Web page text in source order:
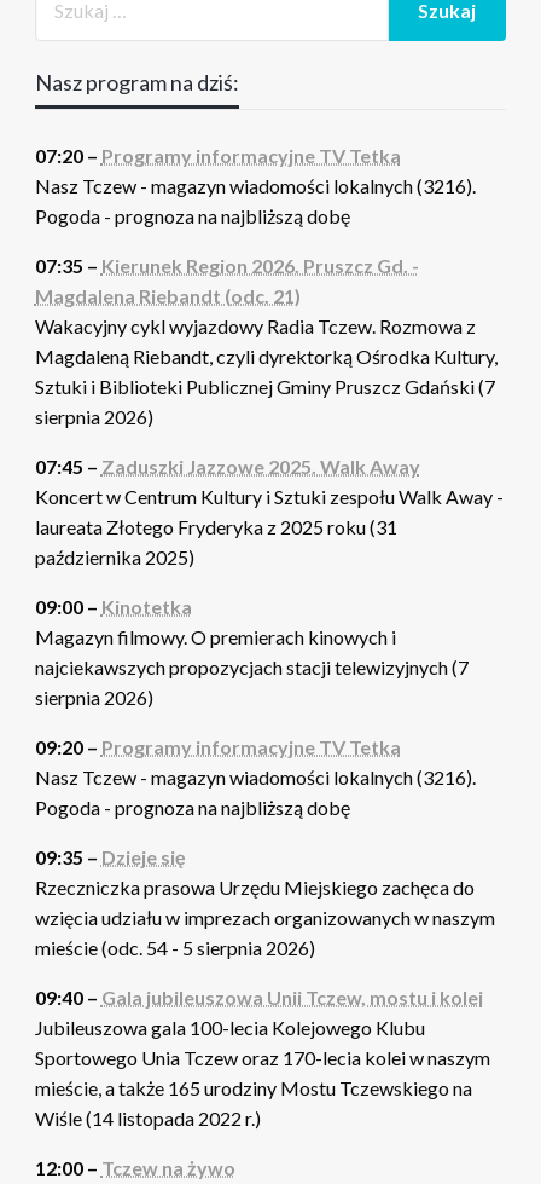
Nasz program na dziś:
07:20 – Programy informacyjne TV Tetka
Nasz Tczew - magazyn wiadomości lokalnych (3216).
Pogoda - prognoza na najbliższą dobę
07:35 – Kierunek Region 2026. Pruszcz Gd. -
Magdalena Riebandt (odc. 21)
Wakacyjny cykl wyjazdowy Radia Tczew. Rozmowa z
Magdaleną Riebandt, czyli dyrektorką Ośrodka Kultury,
Sztuki i Biblioteki Publicznej Gminy Pruszcz Gdański (7
sierpnia 2026)
07:45 – Zaduszki Jazzowe 2025. Walk Away
Koncert w Centrum Kultury i Sztuki zespołu Walk Away -
laureata Złotego Fryderyka z 2025 roku (31
października 2025)
09:00 – Kinotetka
Magazyn filmowy. O premierach kinowych i
najciekawszych propozycjach stacji telewizyjnych (7
sierpnia 2026)
09:20 – Programy informacyjne TV Tetka
Nasz Tczew - magazyn wiadomości lokalnych (3216).
Pogoda - prognoza na najbliższą dobę
09:35 – Dzieje się
Rzeczniczka prasowa Urzędu Miejskiego zachęca do
wzięcia udziału w imprezach organizowanych w naszym
mieście (odc. 54 - 5 sierpnia 2026)
09:40 – Gala jubileuszowa Unii Tczew, mostu i kolei
Jubileuszowa gala 100-lecia Kolejowego Klubu
Sportowego Unia Tczew oraz 170-lecia kolei w naszym
mieście, a także 165 urodziny Mostu Tczewskiego na
Wiśle (14 listopada 2022 r.)
12:00 – Tczew na żywo